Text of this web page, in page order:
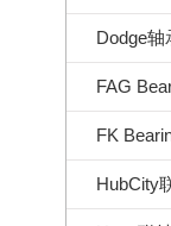
Dodge轴
FAG
FK
HubCity